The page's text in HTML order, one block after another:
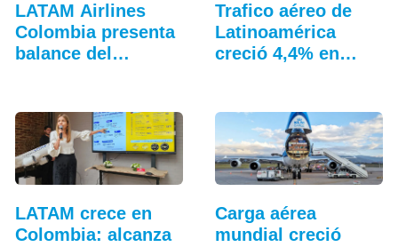
LATAM Airlines
Colombia presenta
balance del
Trafico aéreo de
Latinoamérica
creció 4,4% en
LATAM crece en
Colombia: alcanza
Carga aérea
mundial creció